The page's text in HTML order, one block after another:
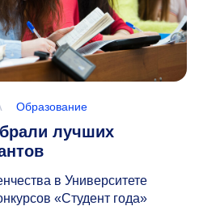
Образование
лучших
в Университете
«Студент года»